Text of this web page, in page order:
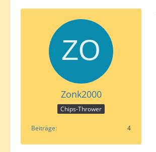
Zonk2000
Chips-Thrower
Beiträge 4